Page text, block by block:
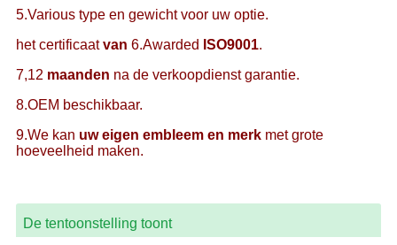
5.Various type en gewicht voor uw optie.
het certificaatvan 6.Awarded ISO9001.
7,12 maanden na de verkoopdienst garantie.
8.OEM beschikbaar.
9.We kan uw eigen embleem en merkmet grote
hoeveelheid maken.
De tentoonstelling toont